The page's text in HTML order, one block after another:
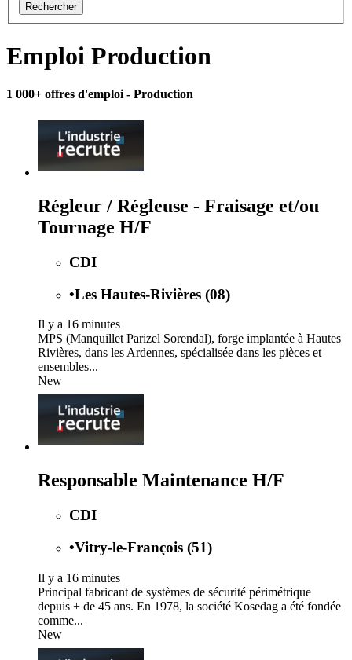
Rechercher
Emploi Production
1 000+ offres d'emploi - Production
Régleur / Régleuse - Fraisage et/ou
Tournage H/F
CDI
•Les Hautes-Rivières (08)
Il y a 16 minutes
MPS (Manquillet Parizel Sorendal), forge implantée à Hautes
Rivières, dans les Ardennes, spécialisée dans les pièces et
ensembles...
New
Responsable Maintenance H/F
CDI
•Vitry-le-François (51)
Il y a 16 minutes
Principal fabricant de systèmes de sécurité périmétrique
depuis + de 45 ans. En 1978, la société Kosedag a été fondée
comme...
New